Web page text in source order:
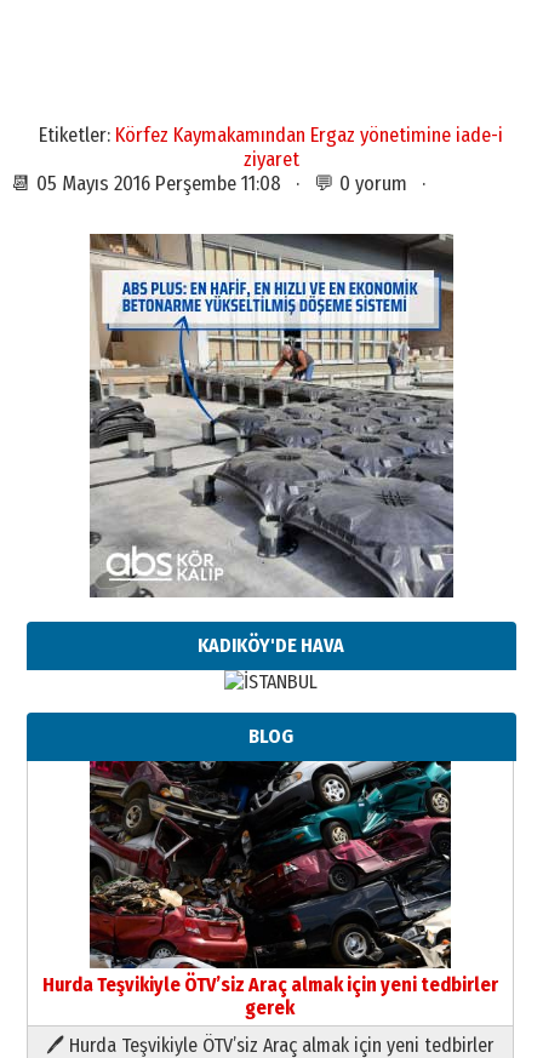
Etiketler: Körfez Kaymakamından Ergaz yönetimine iade-i
ziyaret
📆 05 Mayıs 2016 Perşembe 11:08 · 💬 0 yorum ·
KADIKÖY'DE HAVA
BLOG
Hurda Teşvikiyle ÖTV’siz Araç almak için yeni tedbirler
gerek
🖊 Hurda Teşvikiyle ÖTV’siz Araç almak için yeni tedbirler